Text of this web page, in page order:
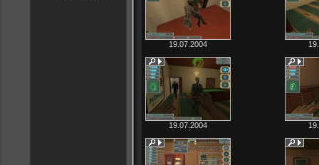
19.07.2004
19.07.2004